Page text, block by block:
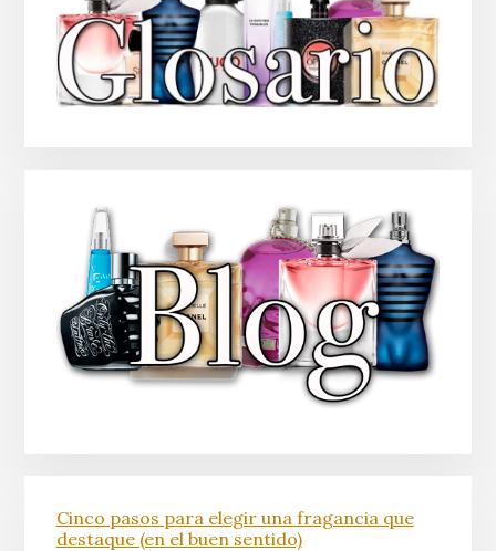
Cinco pasos para elegir una fragancia que
destaque (en el buen sentido)